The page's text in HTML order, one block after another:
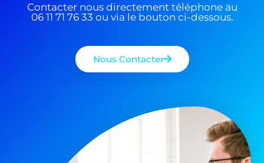
Contacter nous directement téléphone au
06 11 71 76 33 ou via le bouton ci-dessous.
Nous Contacter